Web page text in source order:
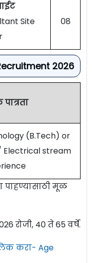
Site
08
2026
(B.Tech) or
Electrical stream
पाहण्यासाठी मूळ
रोजी, 40 ते 65 वर्षे.
करा- Age